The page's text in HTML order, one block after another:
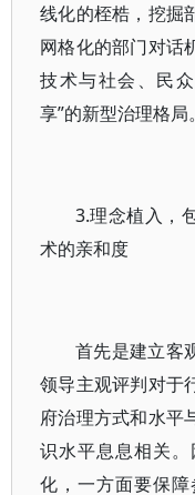
线化的桎梏，挖掘
网格化的部门对话
技术与社会、民
享”的新型治理格局。
3.理念植入，
术的亲和度
首先是建立客
领导主观评判对于
府治理方式和水平
识水平息息相关
化，一方面要保